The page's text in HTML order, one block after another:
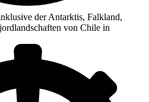
der Antarktis, Falkland,
von Chile in